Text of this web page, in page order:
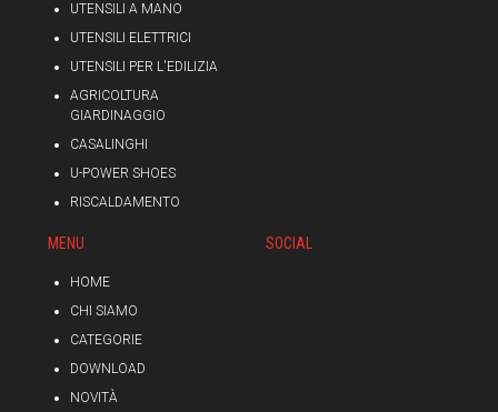
UTENSILI A MANO
UTENSILI ELETTRICI
UTENSILI PER L'EDILIZIA
AGRICOLTURA
GIARDINAGGIO
CASALINGHI
U-POWER SHOES
RISCALDAMENTO
MENU
HOME
CHI SIAMO
CATEGORIE
DOWNLOAD
NOVITÀ
SOCIAL